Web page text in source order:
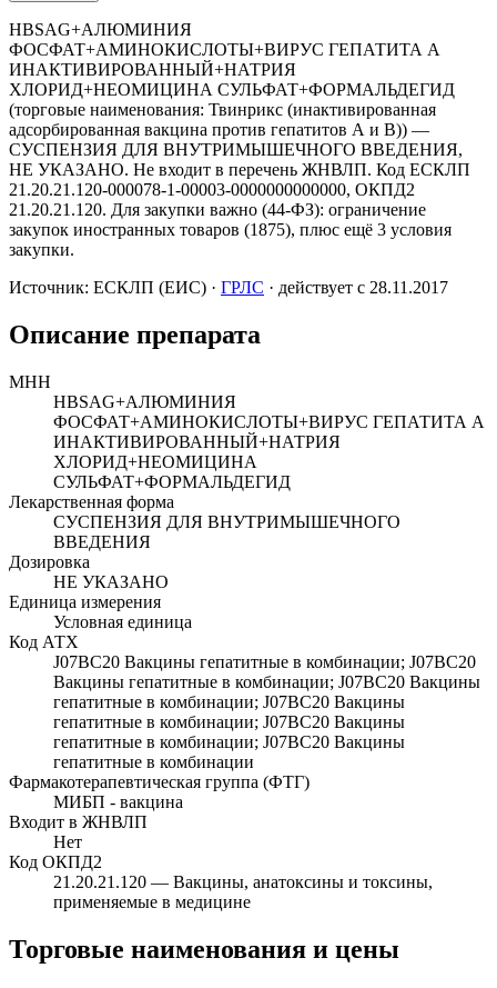
HBSАG+АЛЮМИНИЯ
ФОСФАТ+АМИНОКИСЛОТЫ+ВИРУС ГЕПАТИТА А
ИНАКТИВИРОВАННЫЙ+НАТРИЯ
ХЛОРИД+НЕОМИЦИНА СУЛЬФАТ+ФОРМАЛЬДЕГИД
(торговые наименования: Твинрикс (инактивированная
адсорбированная вакцина против гепатитов А и В)) —
СУСПЕНЗИЯ ДЛЯ ВНУТРИМЫШЕЧНОГО ВВЕДЕНИЯ,
НЕ УКАЗАНО. Не входит в перечень ЖНВЛП. Код ЕСКЛП
21.20.21.120-000078-1-00003-0000000000000, ОКПД2
21.20.21.120. Для закупки важно (44-ФЗ): ограничение
закупок иностранных товаров (1875), плюс ещё 3 условия
закупки.
Источник: ЕСКЛП (ЕИС) · ГРЛС · действует с 28.11.2017
Описание препарата
МНН
HBSАG+АЛЮМИНИЯ
ФОСФАТ+АМИНОКИСЛОТЫ+ВИРУС ГЕПАТИТА А
ИНАКТИВИРОВАННЫЙ+НАТРИЯ
ХЛОРИД+НЕОМИЦИНА
СУЛЬФАТ+ФОРМАЛЬДЕГИД
Лекарственная форма
СУСПЕНЗИЯ ДЛЯ ВНУТРИМЫШЕЧНОГО
ВВЕДЕНИЯ
Дозировка
НЕ УКАЗАНО
Единица измерения
Условная единица
Код АТХ
J07BC20 Вакцины гепатитные в комбинации; J07BC20
Вакцины гепатитные в комбинации; J07BC20 Вакцины
гепатитные в комбинации; J07BC20 Вакцины
гепатитные в комбинации; J07BC20 Вакцины
гепатитные в комбинации; J07BC20 Вакцины
гепатитные в комбинации
Фармакотерапевтическая группа (ФТГ)
МИБП - вакцина
Входит в ЖНВЛП
Нет
Код ОКПД2
21.20.21.120 — Вакцины, анатоксины и токсины,
применяемые в медицине
Торговые наименования и цены